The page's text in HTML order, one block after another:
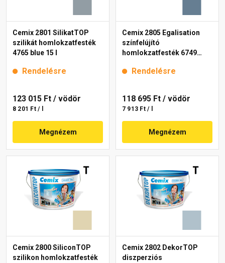
Cemix 2801 SilikatTOP
szilikát homlokzatfesték
4765 blue 15 l
Rendelésre
123 015 Ft / vödör
8 201 Ft / l
Megnézem
Cemix 2805 Egalisation
színfelújító
homlokzatfesték 6749
Rendelésre
118 695 Ft / vödör
7 913 Ft / l
Megnézem
Cemix 2800 SiliconTOP
szilikon homlokzatfesték
Cemix 2802 DekorTOP
diszperziós